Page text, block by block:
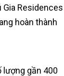
Gia Residences
hoàn thành
lượng gần 400